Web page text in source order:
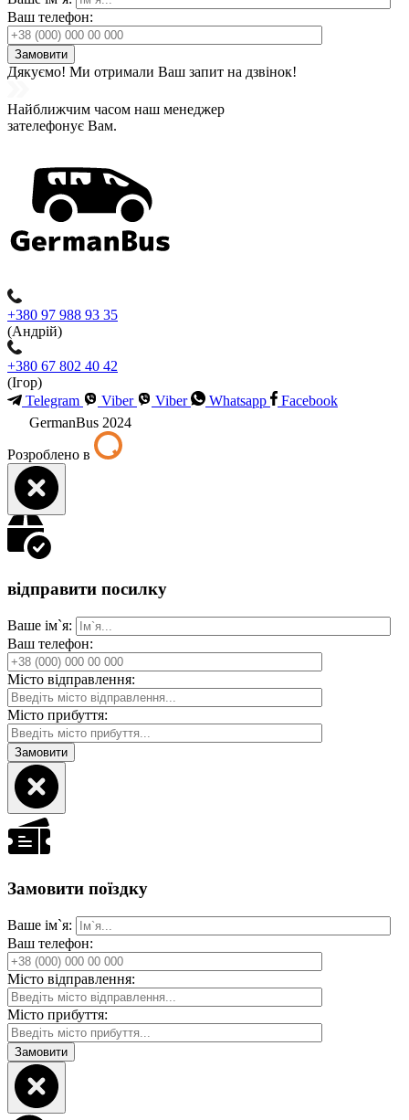
Ваш телефон:
Дякуємо! Ми отримали Ваш запит на дзвінок!
Найближчим часом наш менеджер
зателефонує Вам.
+380 97 988 93 35
(Андрій)
+380 67 802 40 42
(Ігор)
Telegram
Viber Viber Whatsapp
Facebook
GermanBus 2024
Розроблено в
відправити посилку
Ваше ім`я:
Ваш телефон:
Місто відправлення:
Місто прибуття:
Замовити поїздку
Ваше ім`я:
Ваш телефон:
Місто відправлення:
Місто прибуття: